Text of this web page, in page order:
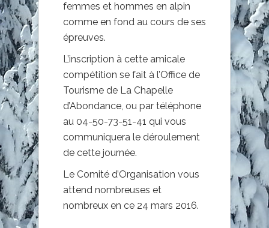
femmes et hommes en alpin
comme en fond au cours de ses
épreuves.
L’inscription à cette amicale
compétition se fait à l’Office de
Tourisme de La Chapelle
d’Abondance, ou par téléphone
au 04-50-73-51-41 qui vous
communiquera le déroulement
de cette journée.
Le Comité d’Organisation vous
attend nombreuses et
nombreux en ce 24 mars 2016.